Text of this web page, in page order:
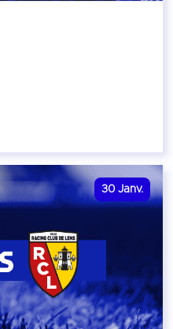
30 Janv.